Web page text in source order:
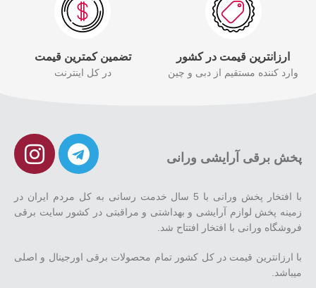
ارزانترین قیمت در کشور
وارد کننده مستقیم از دبی و چین
تضمین کمترین قیمت
در کل اینترنت
پخش برقی آرایشی ورانی
با افتخار پخش ورانی با 5 سال خدمت رسانی به کل مردم ایران در
زمینه پخش لوازم آرایشی و بهداشتی و مراقبتی در کشور سایت برقی
فروشگاه ورانی با افتخار افتتاح شد.
با ارزانترین قیمت در کل کشور تمام محصولات برقی اورجینال و اصلی
میباشد.